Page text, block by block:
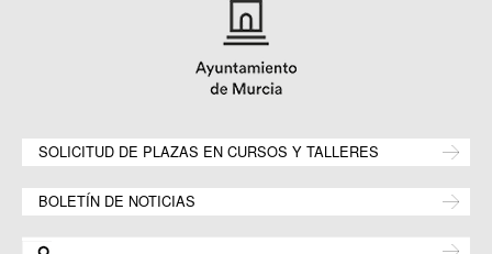
SOLICITUD DE PLAZAS EN CURSOS Y TALLERES
BOLETÍN DE NOTICIAS